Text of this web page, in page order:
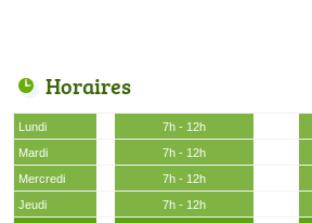
Horaires
Lundi 7h - 12h
Mardi
7h - 12h
Mercredi
7h - 12h
Jeudi
7h - 12h